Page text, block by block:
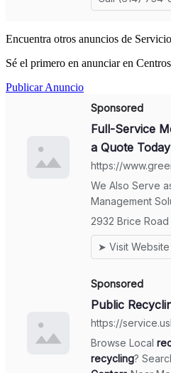
Encuentra otros anuncios de
Sé el primero en anunciar en
Publicar Anuncio